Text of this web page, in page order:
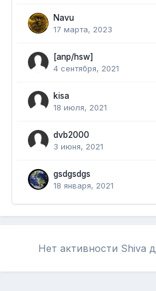
Navu
17 марта, 2023
[anp/hsw]
4 сентября, 2021
kisa
18 июля, 2021
dvb2000
3 июня, 2021
gsdgsdgs
18 января, 2021
Нет активности Shiva